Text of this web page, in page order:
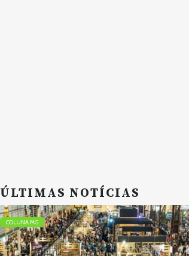
ÚLTIMAS NOTÍCIAS
COLUNA MG